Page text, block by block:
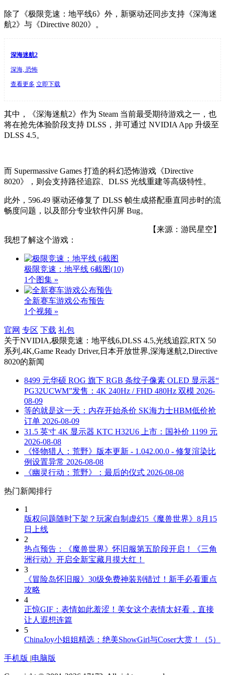
除了《极限竞速：地平线6》外，新驱动还同步支持《深海迷
航2》与《Directive 8020》。
深海迷航2
深海, 恐怖
查看更多 立即下载
其中，《深海迷航2》作为 Steam 当前最受期待游戏之一，也
将在抢先体验阶段支持 DLSS，并可通过 NVIDIA App 升级至
DLSS 4.5。
而 Supermassive Games 打造的科幻恐怖游戏《Directive
8020》，则会支持路径追踪、DLSS 光线重建等高级特性。
此外，596.49 驱动还修复了 DLSS 帧生成搭配垂直同步时的流
畅度问题，以及部分专业软件闪屏 Bug。
【来源：游民星空】
我想了解这个游戏：
极限竞速：地平线 6截图(10)
1个图集 »
全新赛车游戏公布预告
1个视频 »
官网 专区 下载 礼包
关于NVIDIA,极限竞速：地平线6,DLSS 4.5,光线追踪,RTX 50
系列,4K,Game Ready Driver,日本开放世界,深海迷航2,Directive
8020的新闻
8499 元华硕 ROG 旗下 RGB 条纹子像素 OLED 显示器“
PG32UCWM”发售：4K 240Hz / FHD 480Hz 双模 2026-
08-09
等的就是这一天：内存开始杀价 SK海力士HBM低价抢
订单 2026-08-09
31.5 英寸 4K 显示器 KTC H32U6 上市：国补价 1199 元
2026-08-08
《怪物猎人：荒野》版本更新 - 1.042.00.0 - 修复渲染比
例设置异常 2026-08-08
《幽灵行动：荒野》：最后的仪式 2026-08-08
热门新闻排行
1
版权问题随时下架？玩家自制虚幻5《魔兽世界》8月15
日上线
2
热点预告：《魔兽世界》怀旧服第五阶段开启！《三角
洲行动》开启全新宝藏月摸大红！
3
《冒险岛怀旧服》30级免费神装别错过！新手必看重点
攻略
4
正惊GIF：表情如此羞涩！美女这个表情太好看，直接
让人遐想连篇
5
ChinaJoy小姐姐精选：绝美ShowGirl与Coser大赏！（5）
手机版 |电脑版